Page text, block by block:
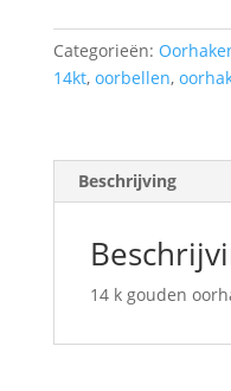
3mm
quantity
Categorieën:
14kt, oorbellen,
Beschrijving
14 k gouden